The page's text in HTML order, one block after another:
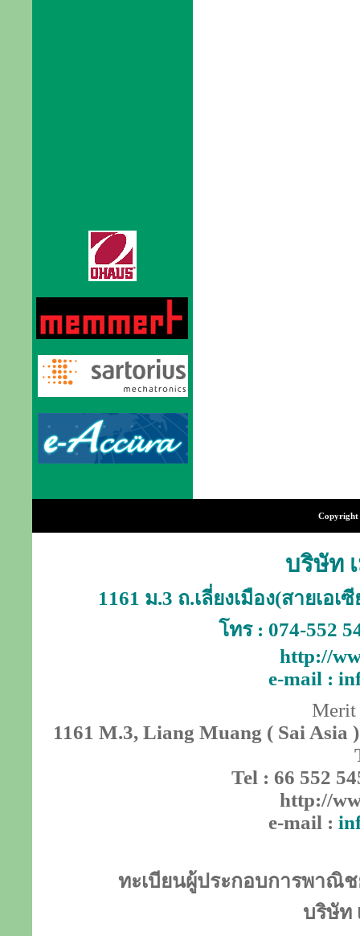
Copyright
บริษัท
1161 ม.3 ถ.เลี่ยงเมือง(สายเอ
โทร : 074-552
http://
e-mail :
Merit
1161 M.3, Liang Muang ( Sai Asia
Tel : 66 552
http://
e-mail :
ทะเบียนผู้ประกอบการพาณิช
บริษัท